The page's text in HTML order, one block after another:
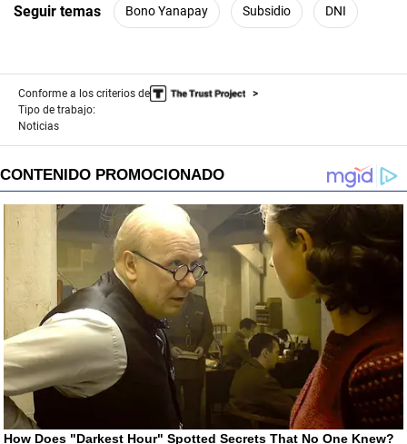
Seguir temas Bono Yanapay Subsidio DNI
Conforme a los criterios de
Tipo de trabajo:
Noticias